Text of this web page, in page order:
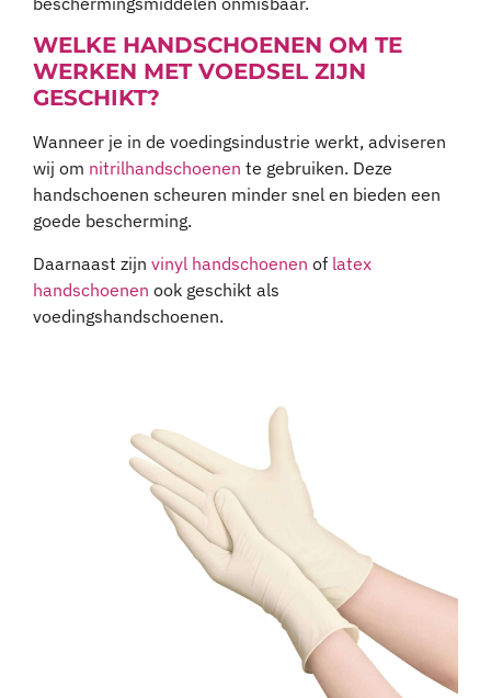
WELKE HANDSCHOENEN OM TE
WERKEN MET VOEDSEL ZIJN
GESCHIKT?
Wanneer je in de voedingsindustrie werkt, adviseren
wij omnitrilhandschoenente gebruiken. Deze
handschoenen scheuren minder snel en bieden een
goede bescherming.
Daarnaast zijnvinyl handschoenen
handschoenen ook geschikt als
voedingshandschoenen.